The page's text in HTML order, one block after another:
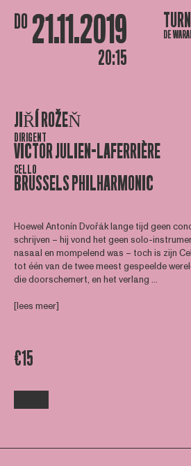
DO 21.11.2019
20:15
DE
JIŘÍ ROŽEŇ
DIRIGENT
VICTOR JULIEN-LAFERRIÈRE
CELLO
BRUSSELS PHILHARMONIC
Hoewel Antonín Dvořák lange tijd geen
schrijven – hij vond het geen solo-
nasaal en mompelend was – toch is zijn
tot één van de twee meest gespeelde
die doorschemert, en het verlang ...
[lees meer]
€15